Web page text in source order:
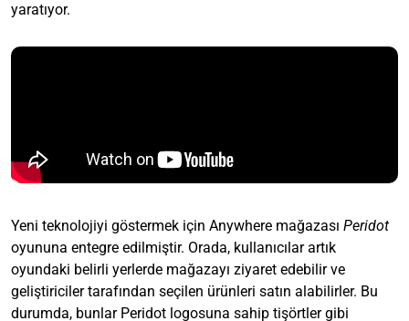
yaratıyor.
Yeni teknolojiyi göstermek için Anywhere mağazası Peridot
oyununa entegre edilmiştir. Orada, kullanıcılar artık
oyundaki belirli yerlerde mağazayı ziyaret edebilir ve
geliştiriciler tarafından seçilen ürünleri satın alabilirler. Bu
durumda, bunlar Peridot logosuna sahip tişörtler gibi